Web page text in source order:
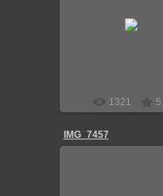
1321
IMG_7457